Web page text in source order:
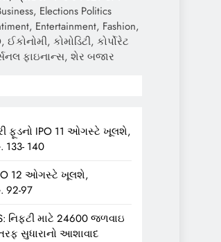
Elections Politics
Entertainment, Fashion,
ઈકોનોમી, કોમોડિટી, કોર્પોરેટ
ફાઇનાન્સ, શેર બજાર
ફૂડનો IPO 11 ઓગસ્ટે ખૂલશે,
140
12 ઓગસ્ટે ખૂલશે,
92-97
નિફ્ટી માટે 24600 જળવાઇ
સુધારાનો આશાવાદ